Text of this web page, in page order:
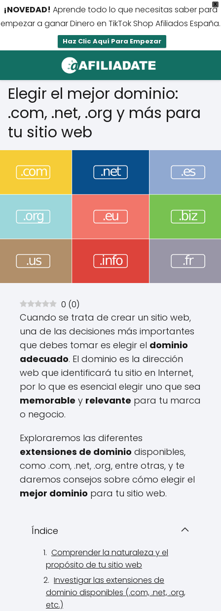
X
¡NOVEDAD! Aprende todo lo que necesitas saber para
empezar a ganar Dinero en TikTok Shop Afiliados España.
Haz Clic Aquí Para Empezar
Elegir el mejor dominio:
.com, .net, .org y más para
tu sitio web
0 (0)
Cuando se trata de crear un sitio web,
una de las decisiones más importantes
que debes tomar es elegir el dominio
adecuado. El dominio es la dirección
web que identificará tu sitio en Internet,
por lo que es esencial elegir uno que sea
memorable y relevante para tu marca
o negocio.
Exploraremos las diferentes
extensiones de dominio disponibles,
como .com, .net, .org, entre otras, y te
daremos consejos sobre cómo elegir el
mejor dominio para tu sitio web.
Índice
Comprender la naturaleza y el
propósito de tu sitio web
Investigar las extensiones de
dominio disponibles (.com, .net, .org,
etc.)